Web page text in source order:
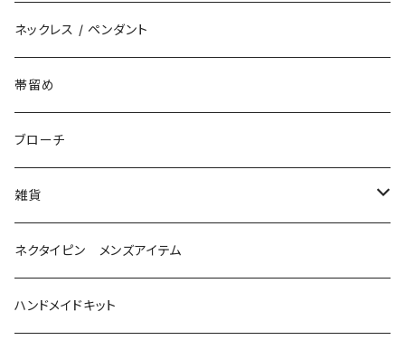
花（直径3cm）
花（直径2.5cm）
揺れないタイプ
花
星
ネックレス / ペンダント
帯留め
ブローチ
雑貨
眼鏡ストラップ
目印チャーム
ネクタイピン メンズアイテム
ハンドメイドキット